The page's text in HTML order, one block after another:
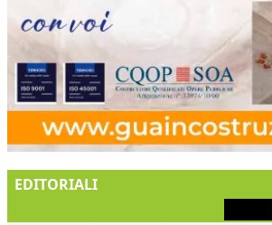
EDITORIALI